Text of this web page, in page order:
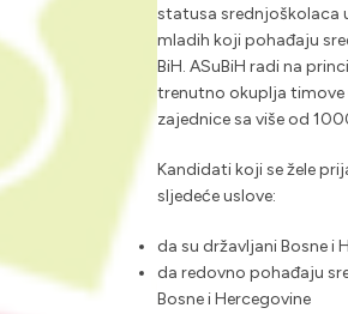
statusa srednjoškolaca
mladih koji pohađaju
BiH. ASuBiH radi na
trenutno okuplja timove
zajednice sa više od
Kandidati koji se žele
sljedeće uslove:
da su državljani Bosne i
da redovno pohađaju
Bosne i Hercegovine